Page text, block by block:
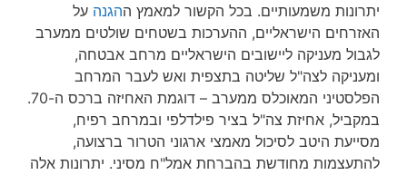
יתרונות משמעותיים. בכל הקשור למאמץ ההגנה על
האזרחים הישראליים, ההערכות בשטחים שולטים ממערב
לגבול מעניקה ליישובים הישראליים מרחב אבטחה,
ומעניקה לצה"ל שליטה בתצפית ואש לעבר המרחב
הפלסטיני המאוכלס ממערב – דוגמת האחיזה ברכס ה-70.
במקביל, אחיזת צה"ל בציר פילדלפי ובמרחב רפיח,
מסייעת היטב לסיכול מאמצי ארגוני הטרור ברצועה,
להתעצמות מחודשת בהברחת אמל"ח מסיני. יתרונות אלה